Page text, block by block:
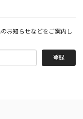
お知らせなどをご案内し
登録